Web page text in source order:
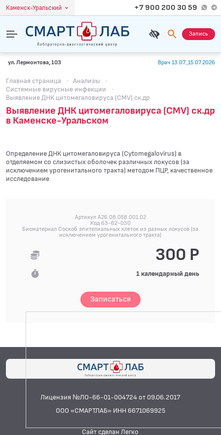
Каменск-Уральский +7 900 200 30 59
Запись
ул. Лермонтова, 103 Врач 13.07.,15.07.2026
Главная страница · Анализы
·
Системные вирусные инфекции
·
Выявление ДНК цитомегаловируса (CMV) ск.др
Выявление ДНК цитомегаловируса (CMV) ск.др
в Каменске-Уральском
Определение ДНК цитомегаловируса (Cytomegalovirus) в
отделяемом со слизистых оболочек различных локусов (за
исключением урогенитального тракта) методом ПЦР, качественное
исследование
Артикул A26.08.058.001.02
Код 63-62-030
Биоматериал Соскоб эпителиальных клеток из разных локусов (за
исключением урогенитального тракта)
300 Р
1 календарный день
Записаться
Лицензия №ЛО-66-01-004724 от 09.06.2017
ООО «СМАРТЛАБ» ИНН 6671069925
Сайт сделан Легко